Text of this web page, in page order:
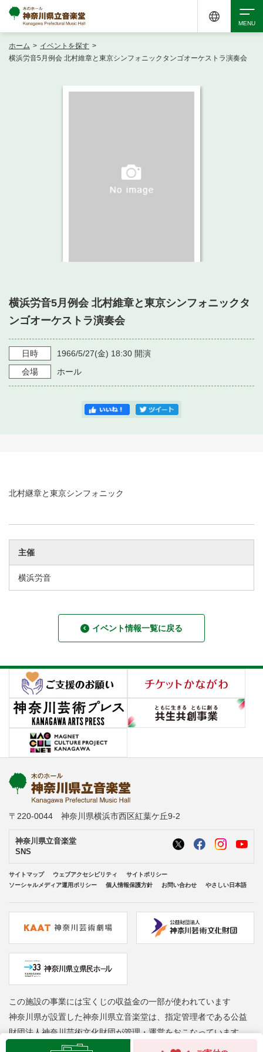
・ フロアマップ
・ よくある質問
・ 空き状況
・ 利用料金
・ 音楽堂のご案内
・ フロアマップ
・ 芸術参与
神奈川県立音楽堂
SNS
検索
ホーム > イベントを探す >
横浜労音5月例会 北村維章と東京シンフォニックタンゴオーケストラ演奏会
横浜労音5月例会 北村維章と東京シンフォニックタ
ンゴオーケストラ演奏会
日時 1966/5/27(金) 18:30 開演
会場
ホール
北村継章と東京シンフォニック
主催
横浜労音
イベント情報一覧に戻る
〒220-0044 神奈川県横浜市西区紅葉ケ丘9-2
神奈川県立音楽堂
SNS
サイトマップ ウェブアクセシビリティ
サイトポリシー
ソーシャルメディア運用ポリシー
個人情報保護方針 お問い合わせ やさしい日本語
この施設の事業には宝くじの収益金の一部が使われています
神奈川県が設置した神奈川県立音楽堂は、指定管理者である公益
財団法人神奈川芸術文化財団が管理・運営をおこなっています